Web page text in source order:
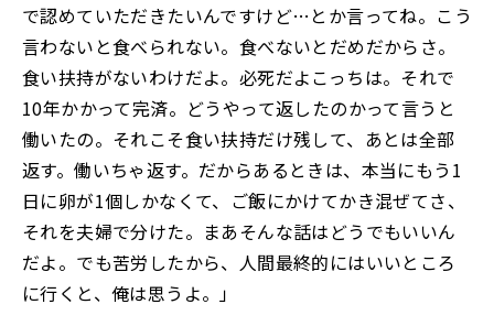
で認めていただきたいんですけど…とか言ってね。こう
言わないと食べられない。食べないとだめだからさ。
食い扶持がないわけだよ。必死だよこっちは。それで
10年かかって完済。どうやって返したのかって言うと
働いたの。それこそ食い扶持だけ残して、あとは全部
返す。働いちゃ返す。だからあるときは、本当にもう1
日に卵が1個しかなくて、ご飯にかけてかき混ぜてさ、
それを夫婦で分けた。まあそんな話はどうでもいいん
だよ。でも苦労したから、人間最終的にはいいところ
に行くと、俺は思うよ。」